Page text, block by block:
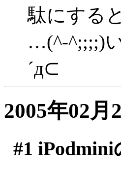
駄にする
…(^-^;;;;)
´д⊂
2005年02月
#1 iPodmini